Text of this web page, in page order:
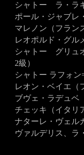
シャトー ラ・ラ
ポール・ジャブレ
マレノン（フラン
レオポルド・グル
シャトー グリュ
2級）
シャトー ラフォ
レオン・ベイエ（
ブヴェ・ラデュベ
チェッキ（イタリ
ナターレ・ヴェル
ヴァルデリス、ラ